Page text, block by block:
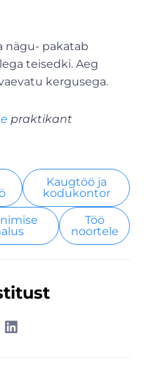
nägu- pakatab
teisedki. Aeg
kergusega.
praktikant
Kaugtöö ja
kodukontor
Töö
noortele